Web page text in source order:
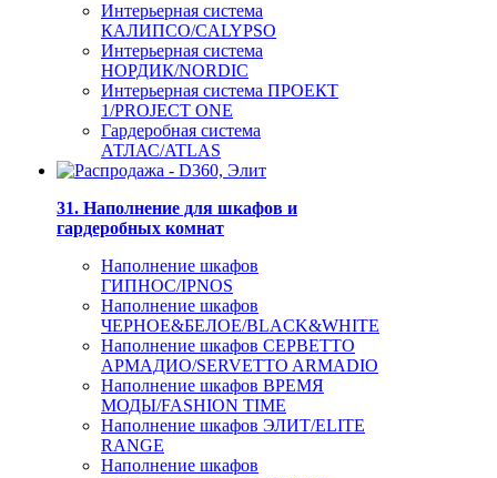
Интерьерная система
КАЛИПСО/CALYPSO
Интерьерная система
НОРДИК/NORDIC
Интерьерная система ПРОЕКТ
1/PROJECT ONE
Гардеробная система
АТЛАС/ATLAS
31. Наполнение для шкафов и
гардеробных комнат
Наполнение шкафов
ГИПНОС/IPNOS
Наполнение шкафов
ЧЕРНОЕ&БЕЛОЕ/BLACK&WHITE
Наполнение шкафов СЕРВЕТТО
АРМАДИО/SERVETTO ARMADIO
Наполнение шкафов ВРЕМЯ
МОДЫ/FASHION TIME
Наполнение шкафов ЭЛИТ/ELITE
RANGE
Наполнение шкафов